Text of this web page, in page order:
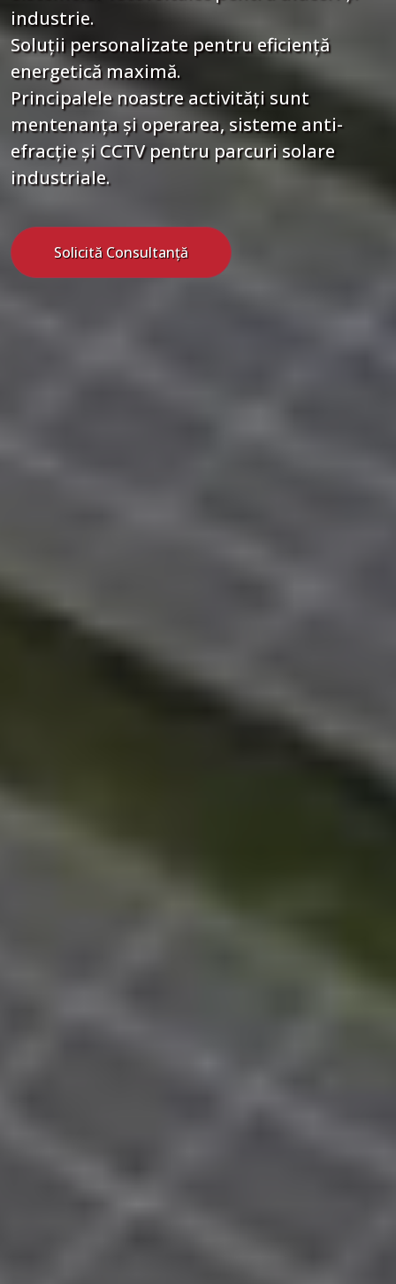
industrie.
Soluții personalizate pentru eficiență
energetică maximă.
Principalele noastre activități sunt
mentenanța și operarea, sisteme anti-
efracție și CCTV pentru parcuri solare
industriale.
Solicită Consultanță